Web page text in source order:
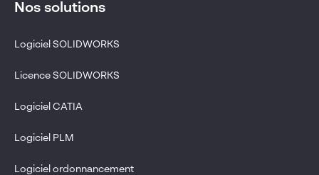
Nos solutions
Logiciel SOLIDWORKS
Licence SOLIDWORKS
Logiciel CATIA
Logiciel PLM
Logiciel ordonnancement